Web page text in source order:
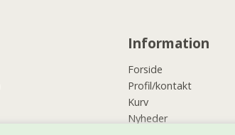
Information
Forside
Profil/kontakt
Kurv
Nyheder